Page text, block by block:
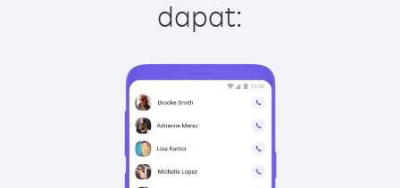
dapat: